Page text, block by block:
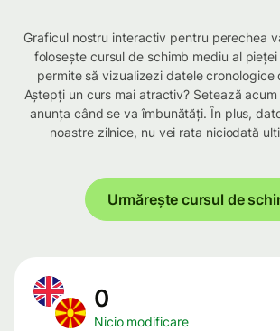
Graficul nostru interactiv pentru perechea
folosește cursul de schimb mediu al
permite să vizualizezi datele cronologice
Aștepți un curs mai atractiv? Setează
anunța când se va îmbunătăți. În plus,
noastre zilnice, nu vei rata niciodată
Urmărește cursul de
0
Nicio modificare